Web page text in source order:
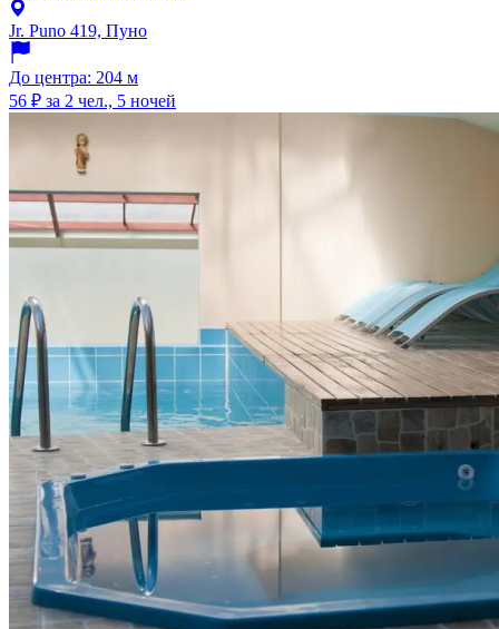
Jr. Puno 419, Пуно
До центра: 204 м
56 ₽ за 2 чел., 5 ночей